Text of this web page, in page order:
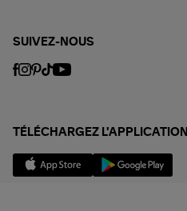
SUIVEZ-NOUS
TÉLÉCHARGEZ L'APPLICATION